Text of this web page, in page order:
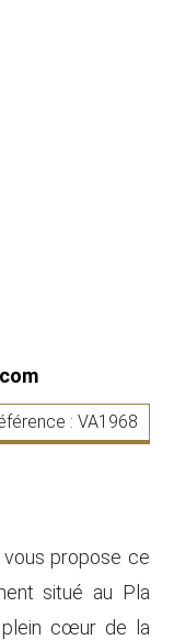
: VA1968
propose ce
situé au Pla
plein cœur de la